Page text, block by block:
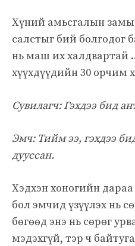
Хүний амьсгалын
салстыг бий болгодог
нь маш их халдвартай
хүүхдүүдийн 30 орчим
Сувилагч: Гэхдээ бид
Эмч: Тийм ээ, гэхдээ
дууссан.
Хэдхэн хоногийн
бол эмчид үзүүлэх нь
бөгөөд энэ нь сөрөг
мэдэхгүй, тэр ч